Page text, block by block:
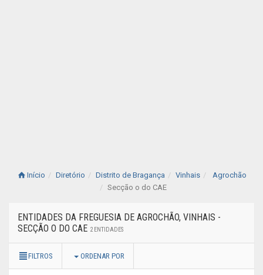
Início Diretório Distrito de Bragança Vinhais
Agrochão
Secção o do CAE
ENTIDADES DA FREGUESIA DE AGROCHÃO, VINHAIS -
SECÇÃO O DO CAE 2 ENTIDADES
FILTROS ORDENAR POR